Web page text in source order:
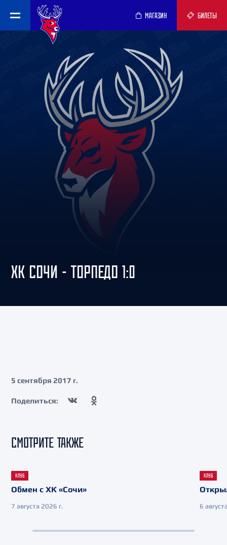
МАГАЗИН БИЛЕТЫ
ХК СОЧИ - ТОРПЕДО 1:0
5 сентября 2017 г.
Поделиться:
СМОТРИТЕ ТАКЖЕ
КЛУБ
Обмен с ХК «Сочи»
7 августа 2026 г.
КЛУБ
6